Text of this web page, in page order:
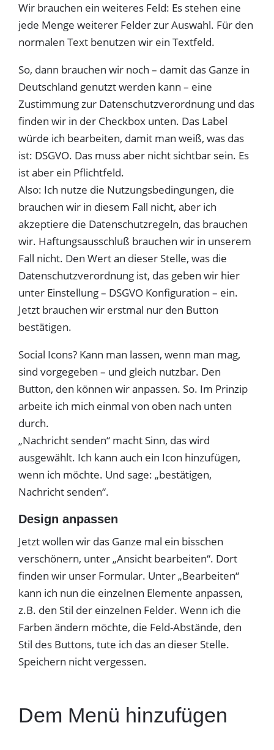
Wir brauchen ein weiteres Feld: Es stehen eine
jede Menge weiterer Felder zur Auswahl. Für den
normalen Text benutzen wir ein Textfeld.
So, dann brauchen wir noch – damit das Ganze in
Deutschland genutzt werden kann – eine
Zustimmung zur Datenschutzverordnung und das
finden wir in der Checkbox unten. Das Label
würde ich bearbeiten, damit man weiß, was das
ist: DSGVO. Das muss aber nicht sichtbar sein. Es
ist aber ein Pflichtfeld.
Also: Ich nutze die Nutzungsbedingungen, die
brauchen wir in diesem Fall nicht, aber ich
akzeptiere die Datenschutzregeln, das brauchen
wir. Haftungsausschluß brauchen wir in unserem
Fall nicht. Den Wert an dieser Stelle, was die
Datenschutzverordnung ist, das geben wir hier
unter Einstellung – DSGVO Konfiguration – ein.
Jetzt brauchen wir erstmal nur den Button
bestätigen.
Social Icons? Kann man lassen, wenn man mag,
sind vorgegeben – und gleich nutzbar. Den
Button, den können wir anpassen. So. Im Prinzip
arbeite ich mich einmal von oben nach unten
durch.
„Nachricht senden“ macht Sinn, das wird
ausgewählt. Ich kann auch ein Icon hinzufügen,
wenn ich möchte. Und sage: „bestätigen,
Nachricht senden“.
Design anpassen
Jetzt wollen wir das Ganze mal ein bisschen
verschönern, unter „Ansicht bearbeiten“. Dort
finden wir unser Formular. Unter „Bearbeiten“
kann ich nun die einzelnen Elemente anpassen,
z.B. den Stil der einzelnen Felder. Wenn ich die
Farben ändern möchte, die Feld-Abstände, den
Stil des Buttons, tute ich das an dieser Stelle.
Speichern nicht vergessen.
Dem Menü hinzufügen